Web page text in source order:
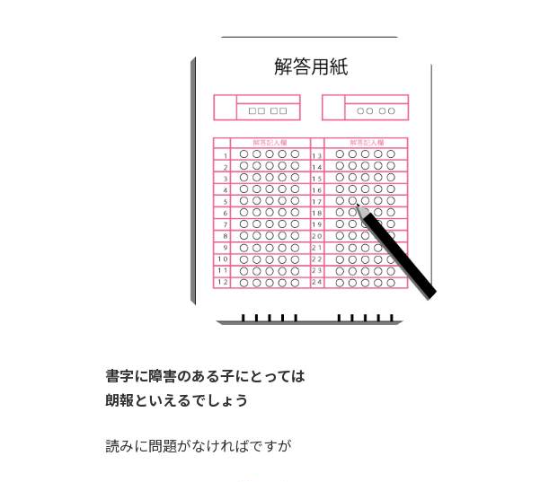
書字に障害のある子にとっては
朗報といえるでしょう
読みに問題がなければですが